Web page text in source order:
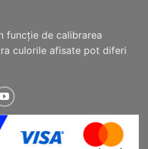
funcţie de calibrarea
culorile afisate pot diferi